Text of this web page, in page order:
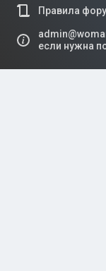
Правила
если нужна